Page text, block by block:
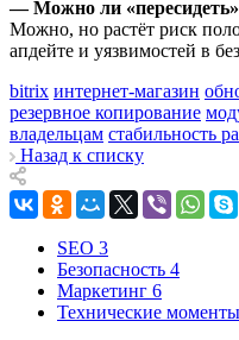
— Можно ли «пересидеть»
Можно, но растёт риск
апдейте и уязвимостей в
bitrix интернет-магазин
резервное копирование
владельцам стабильность
Назад к списку
SEO 3
Безопасность 4
Маркетинг 6
Технические моменты